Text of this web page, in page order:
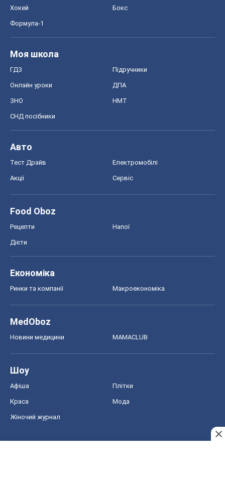
Хокей Бокс
Формула-1
Моя школа
ГДЗ Підручники
Онлайн уроки ДПА
ЗНО НМТ
СНД посібники
Авто
Тест Драйв Електромобілі
Акції Сервіс
Food Oboz
Рецепти Напої
Дієти
Економіка
Ринки та компанії Макроекономіка
MedOboz
Новини медицини MAMACLUB
Шоу
Афіша Плітки
Краса Мода
Жіночий журнал